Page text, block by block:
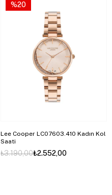
Lee Cooper LC07603.410 Kadın Kol
Saati
₺2.552,00
₺3.190,00
%20